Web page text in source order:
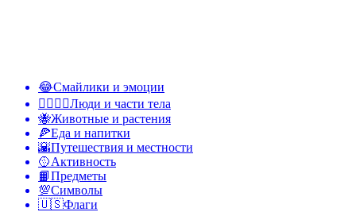
😂Смайлики и эмоции
👩‍❤️‍💋‍👨Люди и части тела
🐝Животные и растения
🍕Еда и напитки
🌇Путешествия и местности
🥎Активность
📙Предметы
💯Символы
🇺🇸Флаги